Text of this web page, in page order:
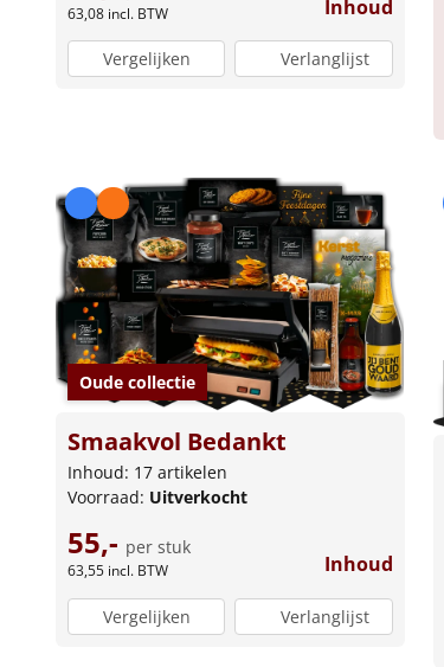
63,08 incl. BTW Inhoud
Vergelijken Verlanglijst
Oude collectie
Smaakvol Bedankt
Inhoud: 17 artikelen
Voorraad: Uitverkocht
55,- per stuk
63,55 incl. BTW Inhoud
Vergelijken Verlanglijst